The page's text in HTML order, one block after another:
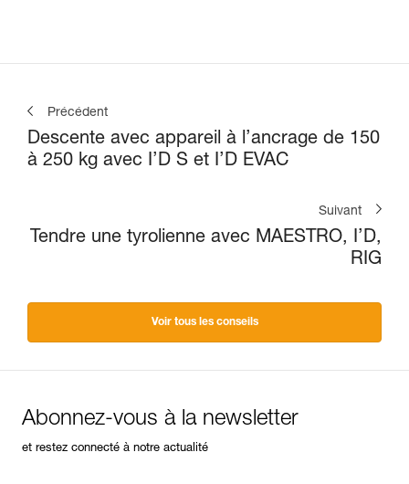
Précédent
Descente avec appareil à l’ancrage de 150
à 250 kg avec I’D S et I’D EVAC
Suivant
Tendre une tyrolienne avec MAESTRO, I’D,
RIG
Voir tous les conseils
Abonnez-vous à la newsletter
et restez connecté à notre actualité